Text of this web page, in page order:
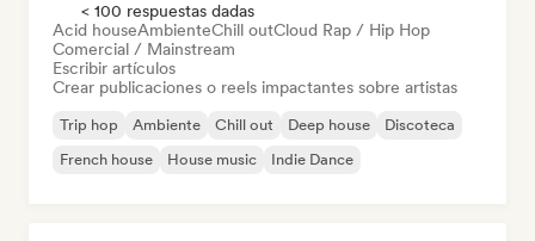
< 100 respuestas dadas
Acid houseAmbienteChill outCloud Rap / Hip Hop
Comercial / Mainstream
Escribir artículos
Crear publicaciones o reels impactantes sobre artistas
Trip hop Ambiente Chill out Deep house
Discoteca
French house
House music Indie Dance